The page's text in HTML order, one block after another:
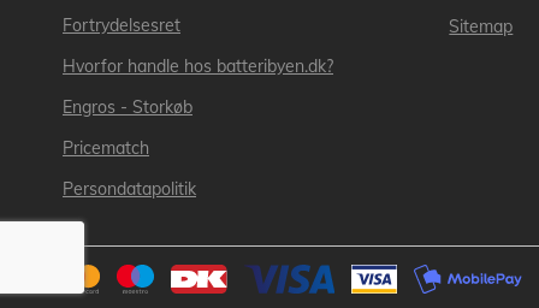
Fortrydelsesret
Hvorfor handle hos batteribyen.dk?
Engros - Storkøb
Pricematch
Persondatapolitik
Sitemap